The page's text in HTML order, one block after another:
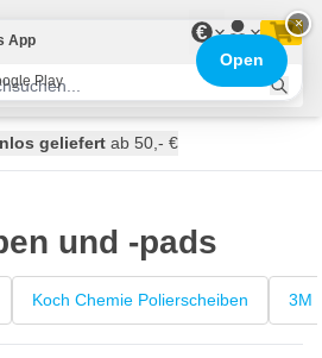
€
heute versendet
geliefertab 50,- €
und -pads
Koch Chemie Polierscheiben 3M
×
App
Play
Open